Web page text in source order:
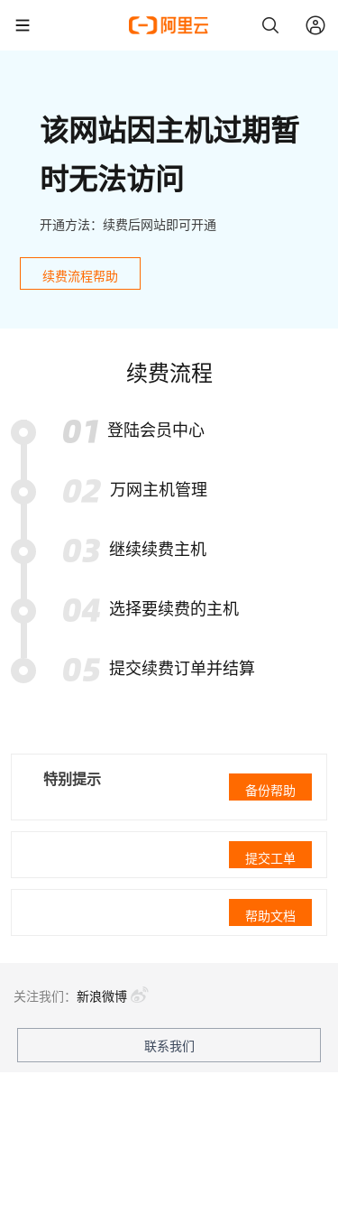
该网站因主机过期暂
时无法访问
开通方法：续费后网站即可开通
续费流程帮助
续费流程
登陆会员中心
万网主机管理
继续续费主机
选择要续费的主机
提交续费订单并结算
特别提示
备份帮助
提交工单
帮助文档